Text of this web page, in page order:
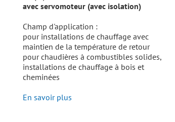
avec servomoteur (avec isolation)
Champ d'application :
pour installations de chauffage avec
maintien de la température de retour
pour chaudières à combustibles solides,
installations de chauffage à bois et
cheminées
En savoir plus